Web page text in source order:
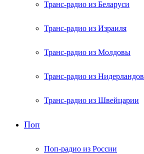
Транс-радио из Беларуси
Транс-радио из Израиля
Транс-радио из Молдовы
Транс-радио из Нидерландов
Транс-радио из Швейцарии
Поп
Поп-радио из России